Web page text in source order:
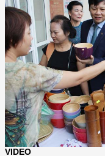
VIDEO